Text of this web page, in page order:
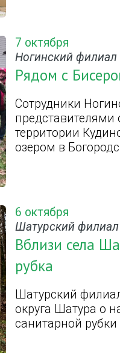
7 октября
Ногинский филиал
Рядом с
Сотрудники
территории
озером в
6 октября
Шатурский филиал
Вблизи села
рубка
Шатурский
округа Шатура о
санитарной